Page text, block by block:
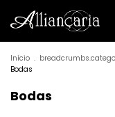
Início .
Bodas
Bodas